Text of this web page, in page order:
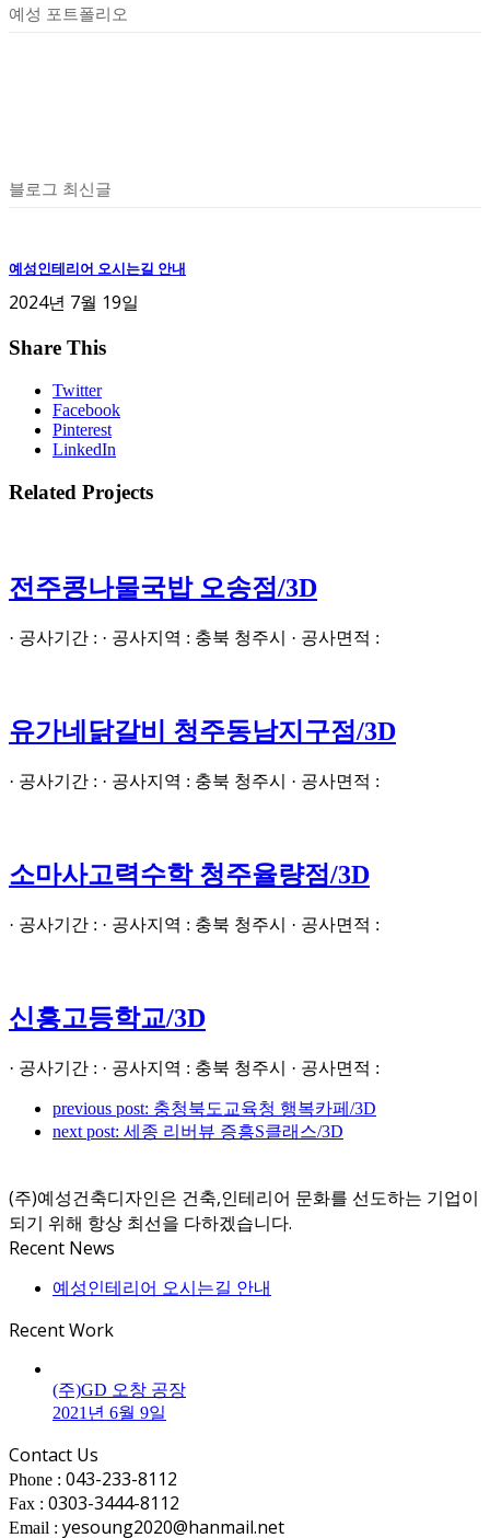
예성 포트폴리오
블로그 최신글
예성인테리어 오시는길 안내
2024년 7월 19일
Share This
Twitter
Facebook
Pinterest
LinkedIn
Related Projects
전주콩나물국밥 오송점/3D
· 공사기간 : · 공사지역 : 충북 청주시 · 공사면적 :
유가네닭갈비 청주동남지구점/3D
· 공사기간 : · 공사지역 : 충북 청주시 · 공사면적 :
소마사고력수학 청주율량점/3D
· 공사기간 : · 공사지역 : 충북 청주시 · 공사면적 :
신흥고등학교/3D
· 공사기간 : · 공사지역 : 충북 청주시 · 공사면적 :
previous post: 충청북도교육청 행복카페/3D
next post: 세종 리버뷰 증흥S클래스/3D
(주)예성건축디자인은 건축,인테리어 문화를 선도하는 기업이
되기 위해 항상 최선을 다하겠습니다.
Recent News
예성인테리어 오시는길 안내
Recent Work
(주)GD 오창 공장
2021년 6월 9일
Contact Us
Phone : 043-233-8112
Fax : 0303-3444-8112
Email : yesoung2020@hanmail.net